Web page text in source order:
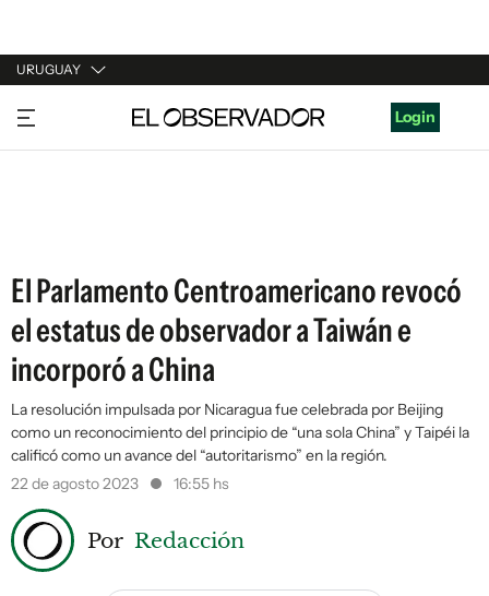
URUGUAY
URUGUAY
ARGENTINA
Login
El Parlamento Centroamericano revocó
el estatus de observador a Taiwán e
incorporó a China
La resolución impulsada por Nicaragua fue celebrada por Beijing
como un reconocimiento del principio de “una sola China” y Taipéi la
calificó como un avance del “autoritarismo” en la región.
22 de agosto 2023
16:55 hs
Por Redacción